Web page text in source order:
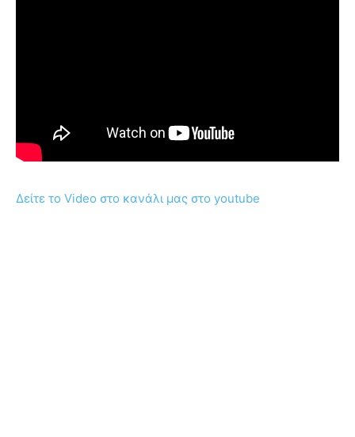
Δείτε το Video στο κανάλι μας στο youtube